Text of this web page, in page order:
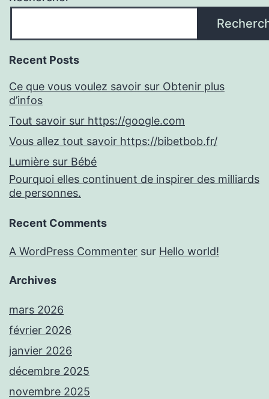
Recent Posts
Ce que vous voulez savoir sur Obtenir plus
d’infos
Tout savoir sur https://google.com
Vous allez tout savoir https://bibetbob.fr/
Lumière sur Bébé
Pourquoi elles continuent de inspirer des milliards
de personnes.
Recent Comments
A WordPress Commenter sur Hello world!
Archives
mars 2026
février 2026
janvier 2026
décembre 2025
novembre 2025